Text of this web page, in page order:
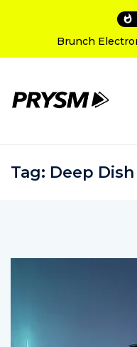
L’Amnesia Ibiza
Tag: Deep Dish